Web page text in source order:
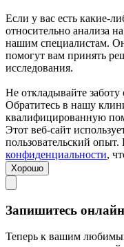
Если у вас есть какие-
относительно анализа
нашим специалистам.
помогут вам принять
исследования.
Не откладывайте
Обратитесь в нашу
квалифицированную
Этот веб-сайт
пользовательский
конфиденциальности,
Хорошо
Запишитесь онлайн
Теперь к вашим